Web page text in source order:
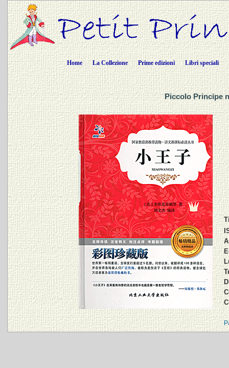
Home La Collezione Prime edizioni Libri speciali
Piccolo Principe